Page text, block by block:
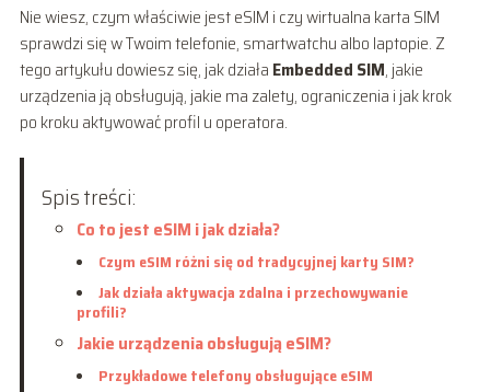
Nie wiesz, czym właściwie jest eSIM i czy wirtualna karta SIM
sprawdzi się w Twoim telefonie, smartwatchu albo laptopie. Z
tego artykułu dowiesz się, jak działa Embedded SIM, jakie
urządzenia ją obsługują, jakie ma zalety, ograniczenia i jak krok
po kroku aktywować profil u operatora.
Spis treści:
Co to jest eSIM i jak działa?
Czym eSIM różni się od tradycyjnej karty SIM?
Jak działa aktywacja zdalna i przechowywanie
profili?
Jakie urządzenia obsługują eSIM?
Przykładowe telefony obsługujące eSIM